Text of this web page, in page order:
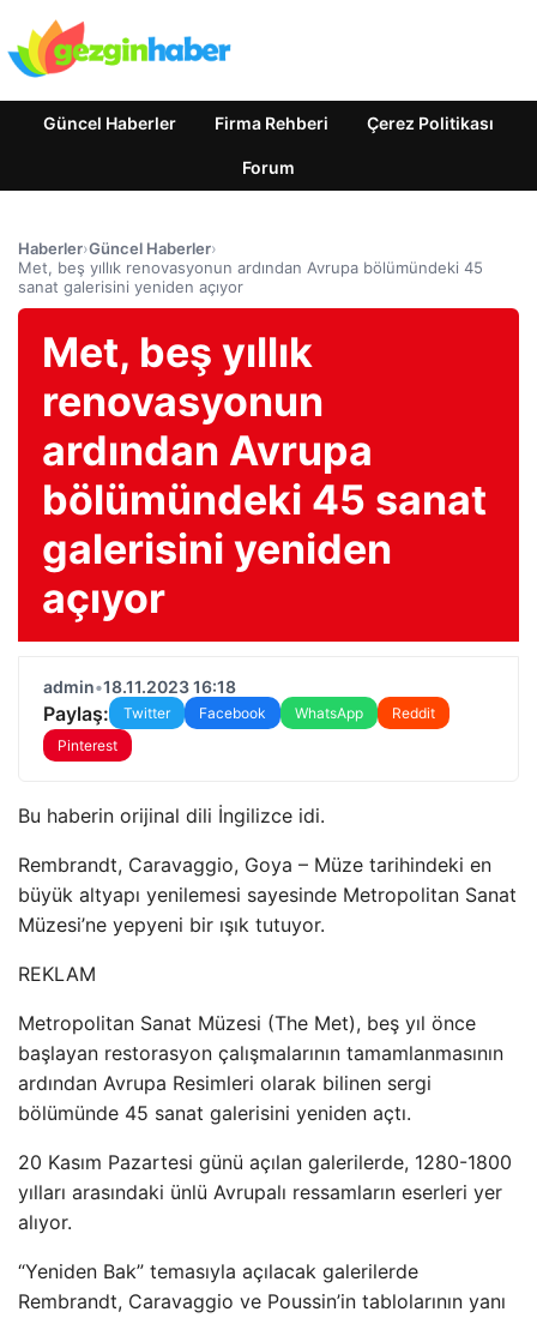
Güncel Haberler Firma Rehberi Çerez Politikası
Forum
Haberler›Güncel Haberler›
Met, beş yıllık renovasyonun ardından Avrupa bölümündeki 45
sanat galerisini yeniden açıyor
Met, beş yıllık
renovasyonun
ardından Avrupa
bölümündeki 45 sanat
galerisini yeniden
açıyor
admin•18.11.2023 16:18
Paylaş: Twitter Facebook WhatsApp
Reddit
Pinterest
Bu haberin orijinal dili İngilizce idi.
Rembrandt, Caravaggio, Goya – Müze tarihindeki en
büyük altyapı yenilemesi sayesinde Metropolitan Sanat
Müzesi’ne yepyeni bir ışık tutuyor.
REKLAM
Metropolitan Sanat Müzesi (The Met), beş yıl önce
başlayan restorasyon çalışmalarının tamamlanmasının
ardından Avrupa Resimleri olarak bilinen sergi
bölümünde 45 sanat galerisini yeniden açtı.
20 Kasım Pazartesi günü açılan galerilerde, 1280-1800
yılları arasındaki ünlü Avrupalı ​​ressamların eserleri yer
alıyor.
“Yeniden Bak” temasıyla açılacak galerilerde
Rembrandt, Caravaggio ve Poussin’in tablolarının yanı